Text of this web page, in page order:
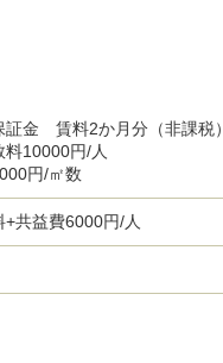
証金 賃料2か月分（非課税）
料10000円/人
円/㎡数
+共益費6000円/人